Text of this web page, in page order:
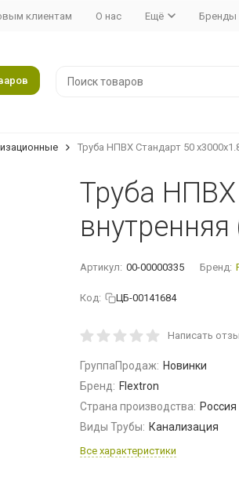
клиентам О нас Ещё Бренды
Труба НПВХ Стандарт 50
Труба
Артикул: 00-00000335 Бренд:
Код: ЦБ-00141684
Написать
ГруппаПродаж: Новинки
Бренд: Flextron
Страна производства: Россия
Виды Трубы: Канализация
Все характеристики